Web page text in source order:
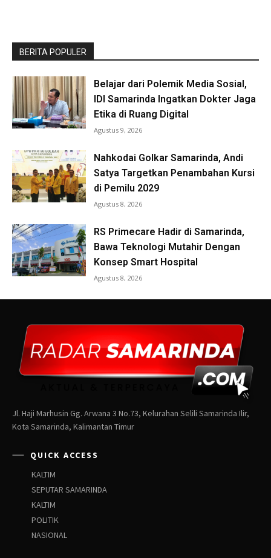
Jl. Haji Marhusin Gg. Arwana 3 No.73, Kelurahan Selili Samarinda Ilir,
Kota Samarinda, Kalimantan Timur
QUICK ACCESS
KALTIM
SEPUTAR SAMARINDA
KALTIM
POLITIK
NASIONAL